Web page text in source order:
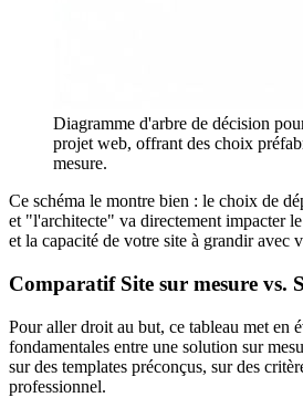
Diagramme d'arbre de décision
projet web, offrant des choix
mesure.
Ce schéma le montre bien : le choix de
et "l'architecte" va directement impacter
et la capacité de votre site à grandir avec
Comparatif Site sur mesure vs.
Pour aller droit au but, ce tableau met en
fondamentales entre une solution sur
sur des templates préconçus, sur des
professionnel.